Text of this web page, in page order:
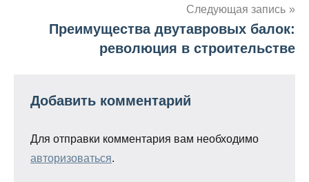
Следующая запись
Преимущества двутавровых балок:
революция в строительстве
Добавить комментарий
Для отправки комментария вам необходимо
авторизоваться.